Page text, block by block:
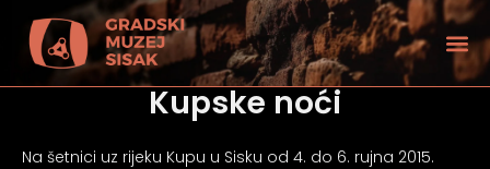
Kupske noći
Na šetnici uz rijeku Kupu u Sisku od 4. do 6. rujna 2015.